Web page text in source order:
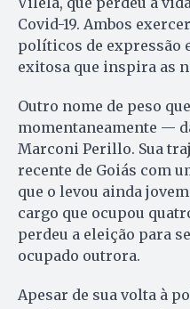
Covid-19. Ambos
políticos de expressão
exitosa que inspira as
Outro nome de peso
momentaneamente —
Marconi Perillo. Sua
recente de Goiás com
que o levou ainda
cargo que ocupou
perdeu a eleição para
ocupado outrora.
Apesar de sua volta à